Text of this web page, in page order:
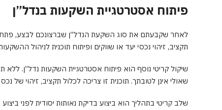
פיתוח אסטרטגיית השקעות בנדל”ן
לאחר שקבעתם את סוג השקעת הנדל”ן שברצונכם לבצע,
תקציב, זיהוי נכסי יעד או שווקים ופיתוח תוכנית לניהול
שיקול קריטי נוסף הוא פיתוח אסטרטגיית השקעות נדל”ן.
שאולי אינן לטובתך. תוכנית זו צריכה לכלול תקציב, זיהוי של
שלב קריטי בתהליך הוא ביצוע בדיקת נאותות יסודית לפני